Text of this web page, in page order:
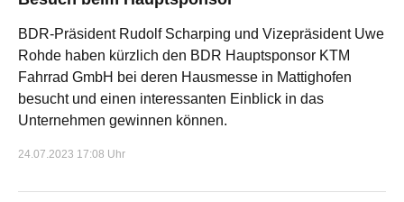
BDR-Präsident Rudolf Scharping und Vizepräsident Uwe
Rohde haben kürzlich den BDR Hauptsponsor KTM
Fahrrad GmbH bei deren Hausmesse in Mattighofen
besucht und einen interessanten Einblick in das
Unternehmen gewinnen können.
24.07.2023 17:08 Uhr